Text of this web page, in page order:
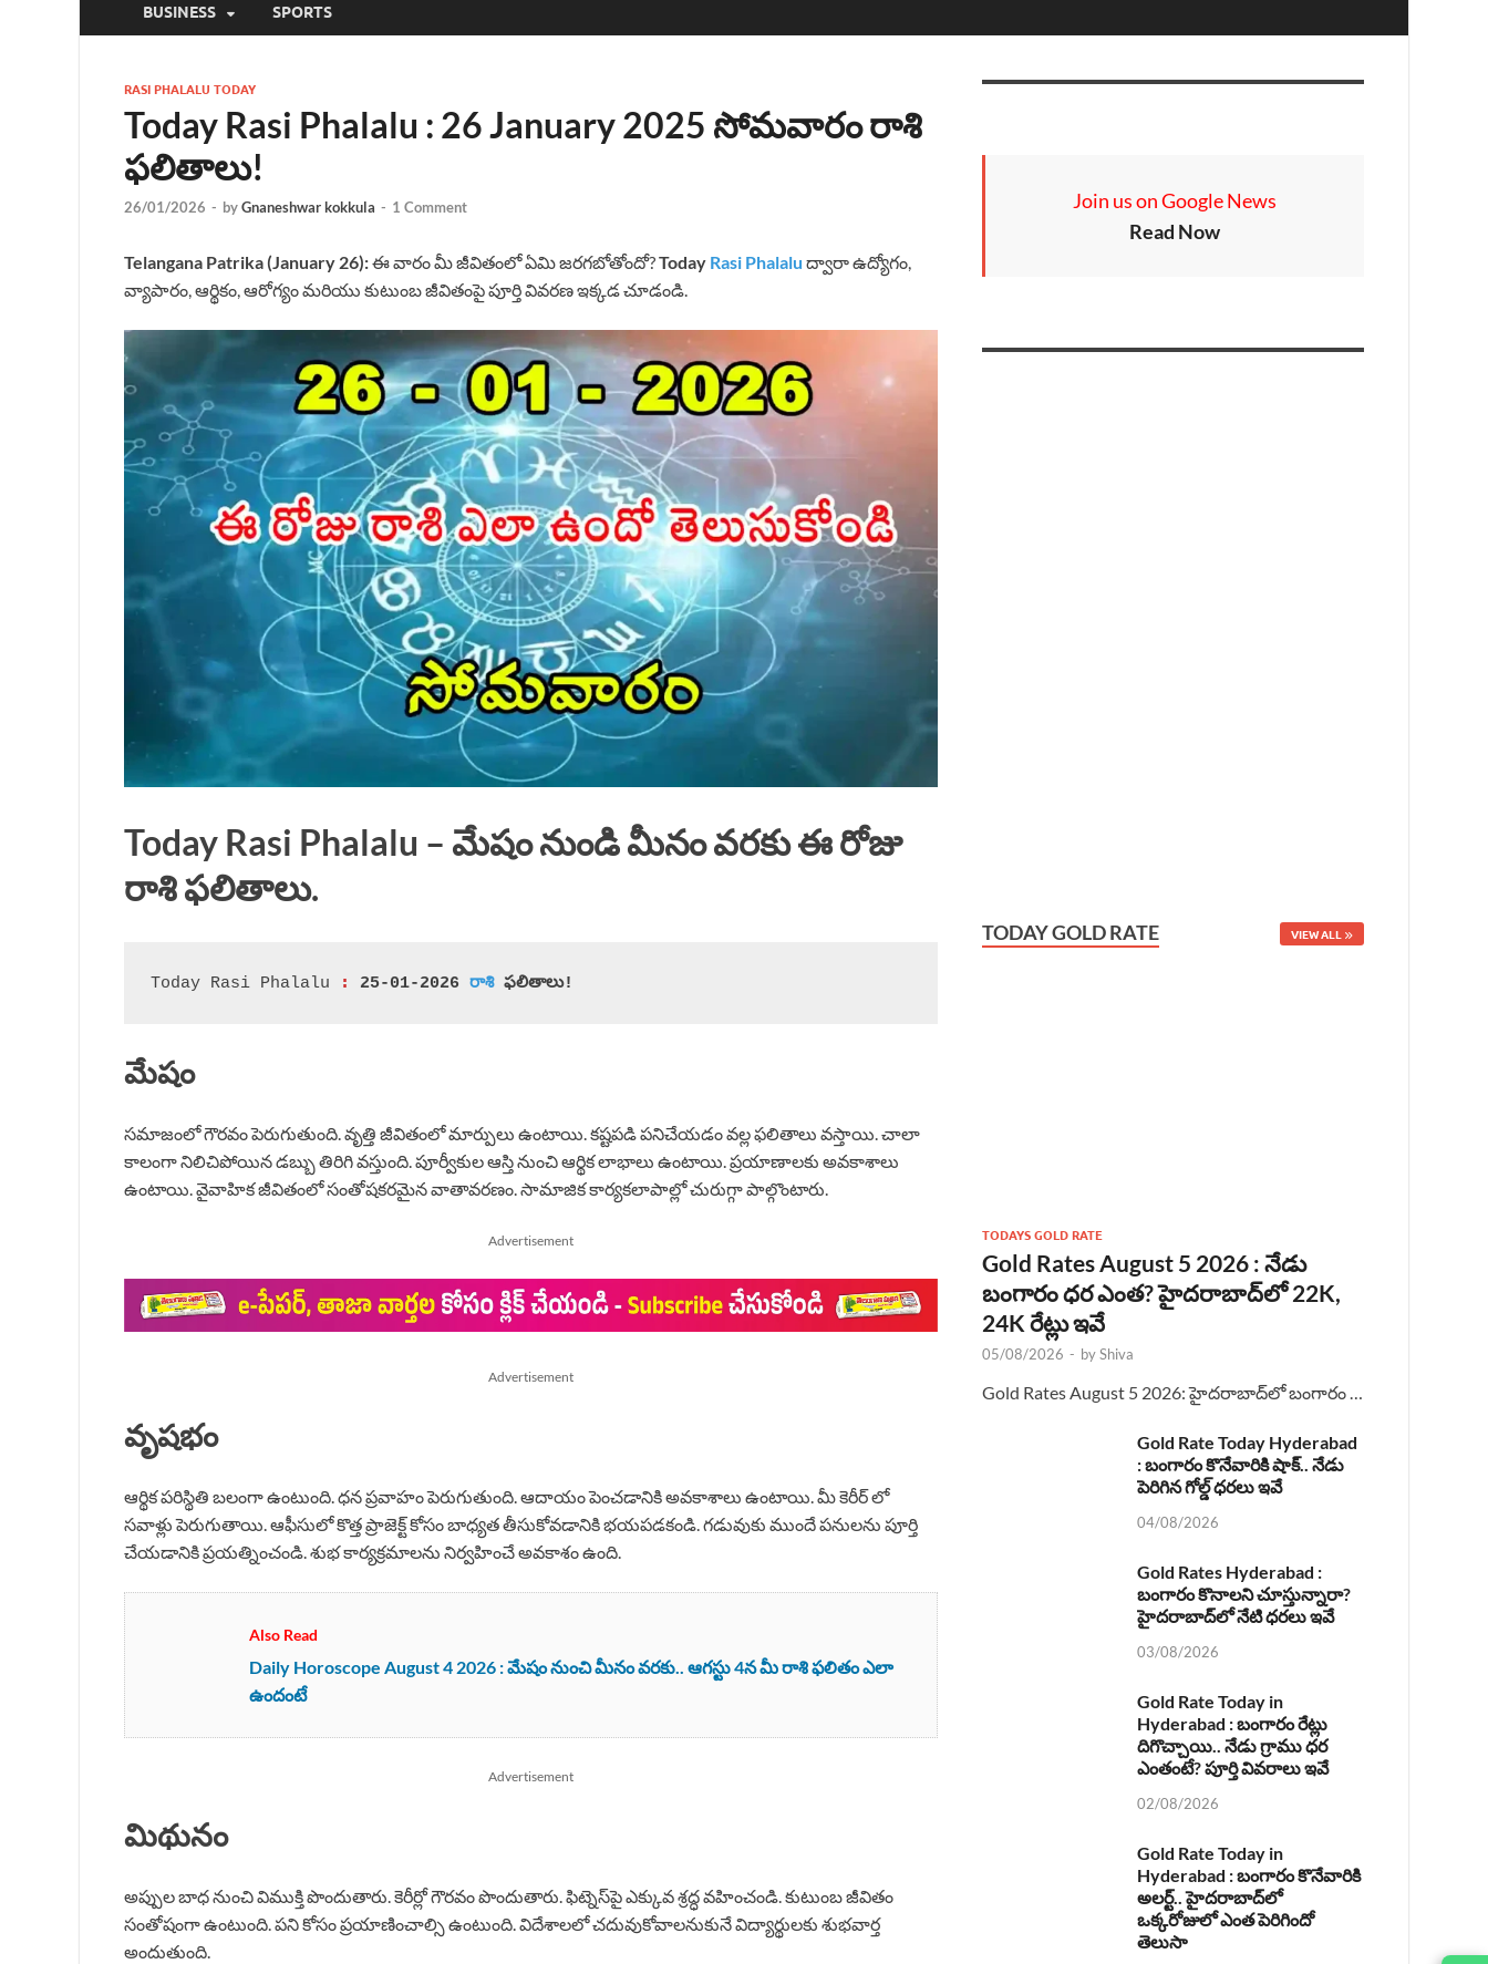
BUSINESS SPORTS
RASI PHALALU TODAY
Today Rasi Phalalu : 26 January 2025 సోమవారం రాశి
ఫలితాలు!
26/01/2026 - byGnaneshwar kokkula - 1 Comment
Telangana Patrika (January 26):ఈ వారం మీ జీవితంలో ఏమి జరగబోతోందో?Today Rasi Phalalu ద్వారా ఉద్యోగం,
వ్యాపారం, ఆర్థికం, ఆరోగ్యం మరియు కుటుంబ జీవితంపై పూర్తి వివరణ ఇక్కడ చూడండి.
Today Rasi Phalalu – మేషం నుండి మీనం వరకు ఈ రోజు
రాశి ఫలితాలు.
Today Rasi Phalalu : 25-01-2026 రాశి ఫలితాలు!
మేషం
సమాజంలో గౌరవం పెరుగుతుంది. వృత్తి జీవితంలో మార్పులు ఉంటాయి. కష్టపడి పనిచేయడం వల్ల ఫలితాలు వస్తాయి. చాలా
కాలంగా నిలిచిపోయిన డబ్బు తిరిగి వస్తుంది. పూర్వీకుల ఆస్తి నుంచి ఆర్థిక లాభాలు ఉంటాయి. ప్రయాణాలకు అవకాశాలు
ఉంటాయి. వైవాహిక జీవితంలో సంతోషకరమైన వాతావరణం. సామాజిక కార్యకలాపాల్లో చురుగ్గా పాల్గొంటారు.
Advertisement
Advertisement
వృషభం
ఆర్థిక పరిస్థితి బలంగా ఉంటుంది. ధన ప్రవాహం పెరుగుతుంది. ఆదాయం పెంచడానికి అవకాశాలు ఉంటాయి. మీ కెరీర్ లో
సవాళ్లు పెరుగుతాయి. ఆఫీసులో కొత్త ప్రాజెక్ట్ కోసం బాధ్యత తీసుకోవడానికి భయపడకండి. గడువుకు ముందే పనులను పూర్తి
చేయడానికి ప్రయత్నించండి. శుభ కార్యక్రమాలను నిర్వహించే అవకాశం ఉంది.
Also Read
Daily Horoscope August 4 2026 : మేషం నుంచి మీనం వరకు.. ఆగస్టు 4న మీ రాశి ఫలితం ఎలా
ఉందంటే
Advertisement
మిథునం
అప్పుల బాధ నుంచి విముక్తి పొందుతారు. కెరీర్లో గౌరవం పొందుతారు. ఫిట్నెస్‌పై ఎక్కువ శ్రద్ధ వహించండి. కుటుంబ జీవితం
సంతోషంగా ఉంటుంది. పని కోసం ప్రయాణించాల్సి ఉంటుంది. విదేశాలలో చదువుకోవాలనుకునే విద్యార్థులకు శుభవార్త
అందుతుంది.
Join us on Google News
Read Now
TODAY GOLD RATE VIEW ALL
TODAYS GOLD RATE
Gold Rates August 5 2026 : నేడు
బంగారం ధర ఎంత? హైదరాబాద్‌లో 22K,
24K రేట్లు ఇవే
05/08/2026 - byShiva
Gold Rates August 5 2026: హైదరాబాద్‌లో బంగారం …
Gold Rate Today Hyderabad
: బంగారం కొనేవారికి షాక్.. నేడు
పెరిగిన గోల్డ్ ధరలు ఇవే
04/08/2026
Gold Rates Hyderabad :
బంగారం కొనాలని చూస్తున్నారా?
హైదరాబాద్‌లో నేటి ధరలు ఇవే
03/08/2026
Gold Rate Today in
Hyderabad : బంగారం రేట్లు
దిగొచ్చాయి.. నేడు గ్రాము ధర
ఎంతంటే? పూర్తి వివరాలు ఇవే
02/08/2026
Gold Rate Today in
Hyderabad : బంగారం కొనేవారికి
అలర్ట్.. హైదరాబాద్‌లో
ఒక్కరోజులో ఎంత పెరిగిందో
తెలుసా